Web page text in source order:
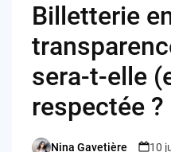
Billetterie
sera-t-elle
respectée ?
Nina Gavetière 10